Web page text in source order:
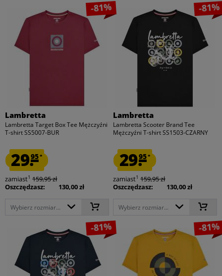
-81%
Lambretta
Lambretta Target Box Tee Mężczyźni
T-shirt SS5007-BUR
29.95*
zamiast1 159,95 zł
Oszczędzasz:
130,00 zł
Wybierz rozmiar...
-81%
Lambretta
Lambretta Scooter Brand Tee
Mężczyźni T-shirt SS1503-CZARNY
29.95*
zamiast1 159,95 zł
Oszczędzasz:
130,00 zł
Wybierz rozmiar...
-81% -81%